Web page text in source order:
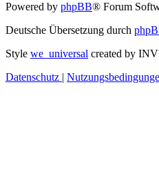
Powered by phpBB® Forum
Deutsche Übersetzung durch
Style we_universal created by
Datenschutz |